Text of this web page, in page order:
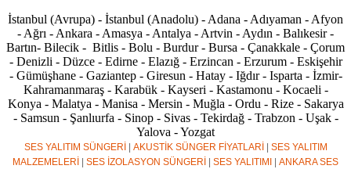
İstanbul (Avrupa) - İstanbul (Anadolu) - Adana - Adıyaman - Afyon
- Ağrı - Ankara - Amasya - Antalya - Artvin - Aydın - Balıkesir -
Bartın- Bilecik - Bitlis - Bolu - Burdur - Bursa - Çanakkale - Çorum
- Denizli - Düzce - Edirne - Elazığ - Erzincan - Erzurum - Eskişehir
- Gümüşhane - Gaziantep - Giresun - Hatay - Iğdır - Isparta - İzmir-
Kahramanmaraş - Karabük - Kayseri - Kastamonu - Kocaeli -
Konya - Malatya - Manisa - Mersin - Muğla - Ordu - Rize - Sakarya
- Samsun - Şanlıurfa - Sinop - Sivas - Tekirdağ - Trabzon - Uşak -
Yalova - Yozgat
SES YALITIM SÜNGERİ | AKUSTİK SÜNGER FİYATLARİ| SES YALITIM
MALZEMELERİ | SES İZOLASYON SÜNGERİ | SES YALITIMI | ANKARA SES